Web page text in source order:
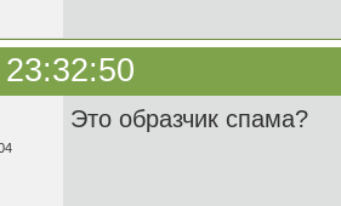
Это образчик спама?